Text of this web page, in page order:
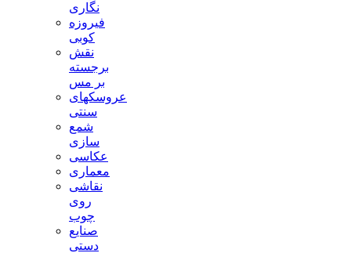
نگاری
فیروزه
کوبی
نقش
برجسته
بر مس
عروسکهای
سنتی
شمع
سازی
عکاسی
معماری
نقاشی
روی
چوب
صنایع
دستی